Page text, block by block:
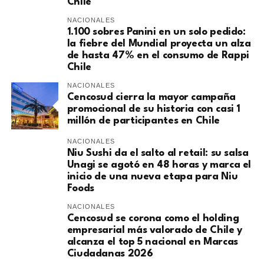
Chile
NACIONALES
1.100 sobres Panini en un solo pedido:
la fiebre del Mundial proyecta un alza
de hasta 47% en el consumo de Rappi
Chile
NACIONALES
Cencosud cierra la mayor campaña
promocional de su historia con casi 1
millón de participantes en Chile
NACIONALES
Niu Sushi da el salto al retail: su salsa
Unagi se agotó en 48 horas y marca el
inicio de una nueva etapa para Niu
Foods
NACIONALES
Cencosud se corona como el holding
empresarial más valorado de Chile y
alcanza el top 5 nacional en Marcas
Ciudadanas 2026